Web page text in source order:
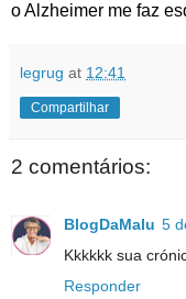
o Alzheimer me faz
legrug at 12:41
Compartilhar
2 comentários:
BlogDaMalu 5
Kkkkkk sua
Responder